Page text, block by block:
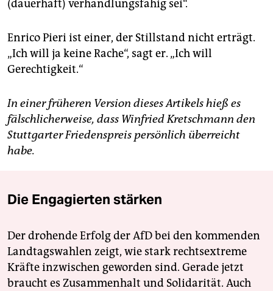
(dauerhaft) verhandlungsfähig sei“.
Enrico Pieri ist einer, der Stillstand nicht erträgt.
„Ich will ja keine Rache“, sagt er. „Ich will
Gerechtigkeit.“
In einer früheren Version dieses Artikels hieß es
fälschlicherweise, dass Winfried Kretschmann den
Stuttgarter Friedenspreis persönlich überreicht
habe.
Die Engagierten stärken
Der drohende Erfolg der AfD bei den kommenden
Landtagswahlen zeigt, wie stark rechtsextreme
Kräfte inzwischen geworden sind. Gerade jetzt
braucht es Zusammenhalt und Solidarität. Auch